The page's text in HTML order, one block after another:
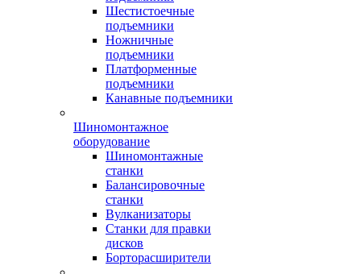
Шестистоечные
подъемники
Ножничные
подъемники
Платформенные
подъемники
Канавные подъемники
Шиномонтажное
оборудование
Шиномонтажные
станки
Балансировочные
станки
Вулканизаторы
Станки для правки
дисков
Борторасширители